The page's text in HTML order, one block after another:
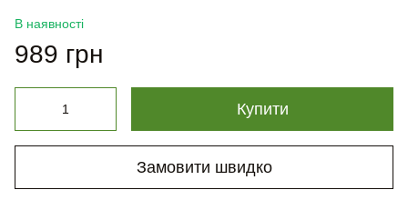
В наявності
989 грн
Купити
Замовити швидко